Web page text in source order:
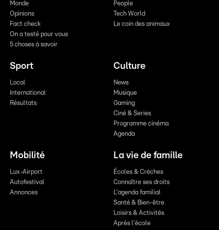
Monde
Opinions
Fact check
On a testé pour vous
5 choses à savoir
People
Tech World
Le coin des animaux
Sport
Local
International
Résultats
Culture
News
Musique
Gaming
Ciné & Series
Programme cinéma
Agenda
Mobilité
Lux-Airport
Autofestival
Annonces
La vie de famille
Écoles & Crèches
Connaître ses droits
L'agenda familial
Santé & Bien-être
Loisirs & Activités
Après l'école